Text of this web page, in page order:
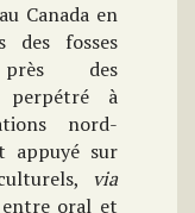
Canada en
des fosses
près des
perpétré à
nord-
appuyé sur
via
entre oral et